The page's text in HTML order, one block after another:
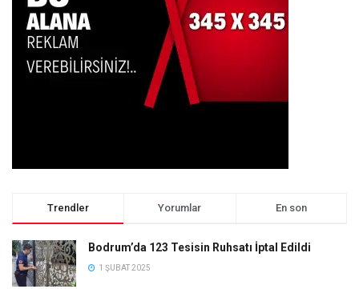
Trendler Yorumlar En son
Bodrum’da 123 Tesisin Ruhsatı İptal Edildi
1 ŞUBAT 2025